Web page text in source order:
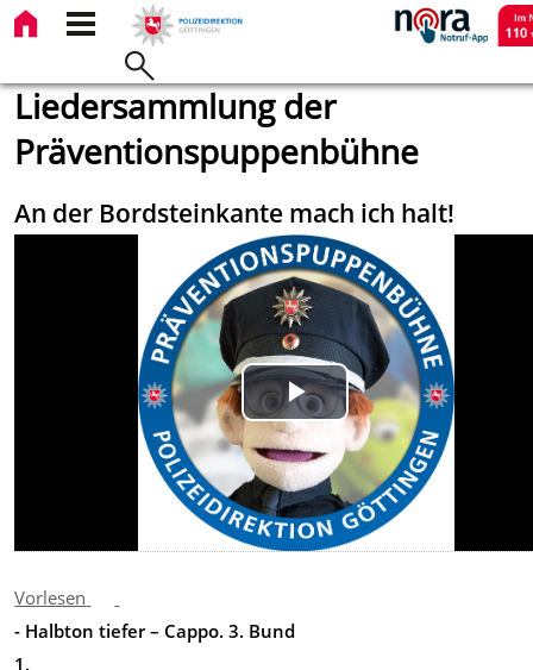
Liedersammlung der
Präventionspuppenbühne
An der Bordsteinkante mach ich halt!
Play
Video
Vorlesen
- Halbton tiefer – Cappo. 3. Bund
1.